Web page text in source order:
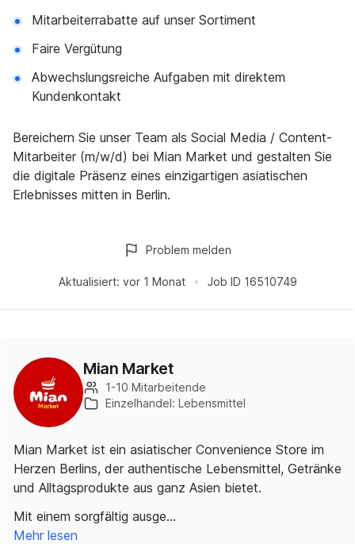
Mitarbeiterrabatte auf unser Sortiment
Faire Vergütung
Abwechslungsreiche Aufgaben mit direktem
Kundenkontakt
Bereichern Sie unser Team als Social Media / Content-
Mitarbeiter (m/w/d) bei Mian Market und gestalten Sie
die digitale Präsenz eines einzigartigen asiatischen
Erlebnisses mitten in Berlin.
Aktualisiert: vor 1 Monat Job ID 16510749
Problem melden
Mian Market
1-10 Mitarbeitende
Einzelhandel: Lebensmittel
Mian Market ist ein asiatischer Convenience Store im
Herzen Berlins, der authentische Lebensmittel, Getränke
und Alltagsprodukte aus ganz Asien bietet.
Mit einem sorgfältig ausge…
Mehr lesen